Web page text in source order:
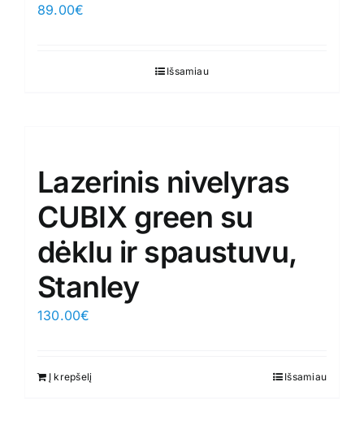
89.00€
Išsamiau
Lazerinis nivelyras
CUBIX green su
dėklu ir spaustuvu,
Stanley
130.00€
Į krepšelį Išsamiau